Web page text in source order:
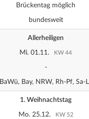
Brückentag möglich
bundesweit
Allerheiligen
Mi. 01.11. KW 44
-
BaWü, Bay, NRW, Rh-Pf, Sa-
1. Weihnachtstag
Mo. 25.12. KW 52